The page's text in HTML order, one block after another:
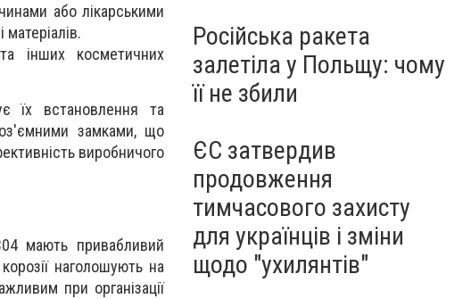
або лікарськими
інших косметичних
їх встановлення та
замками, що
виробничого
мають привабливий
наголошують на
при організації
Російська ракета
залетіла у Польщу: чому
її не збили
ЄС затвердив
продовження
тимчасового захисту
для українців і зміни
щодо "ухилянтів"